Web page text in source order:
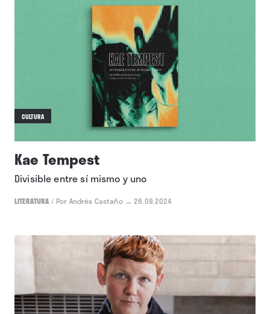
CULTURA
Kae Tempest
Divisible entre sí mismo y uno
LITERATURA / Por Andrés Castaño → 26.09.2024